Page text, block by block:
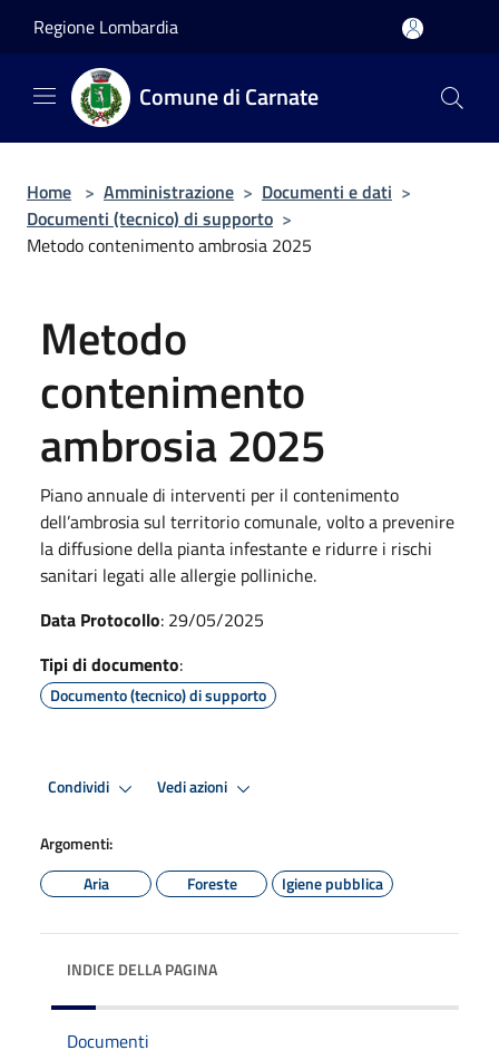
Regione Lombardia
Comune di Carnate
Home > Amministrazione > Documenti e dati >
Documenti (tecnico) di supporto >
Metodo contenimento ambrosia 2025
Metodo
contenimento
ambrosia 2025
Piano annuale di interventi per il contenimento
dell’ambrosia sul territorio comunale, volto a prevenire
la diffusione della pianta infestante e ridurre i rischi
sanitari legati alle allergie polliniche.
Data Protocollo: 29/05/2025
Tipi di documento:
Documento (tecnico) di supporto
Condividi Vedi azioni
Argomenti:
Aria
Foreste Igiene pubblica
INDICE DELLA PAGINA
Documenti